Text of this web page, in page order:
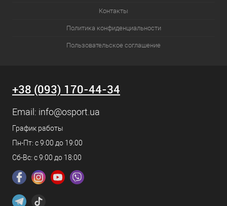
Контакты
Политика конфиденциальности
Пользовательское соглашение
+38 (093) 170-44-34
Email: info@osport.ua
График работы
Пн-Пт: с 9:00 до 19:00
Сб-Вс: с 9:00 до 18:00